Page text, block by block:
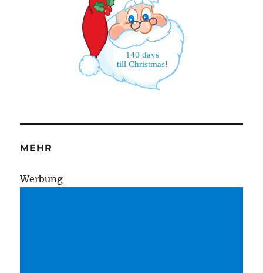
140 days
till Christmas!
MEHR
Wer­bung